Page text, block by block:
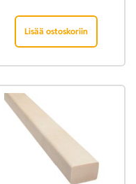
Lisää ostoskoriin